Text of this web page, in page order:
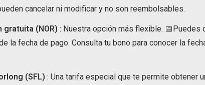
cancelar ni modificar y no son reembolsables.
gratuita (NOR) : Nuestra opción más flexible. 📅Puedes
la fecha de pago. Consulta tu bono para conocer la
(SFL) : Una tarifa especial que te permite obtener